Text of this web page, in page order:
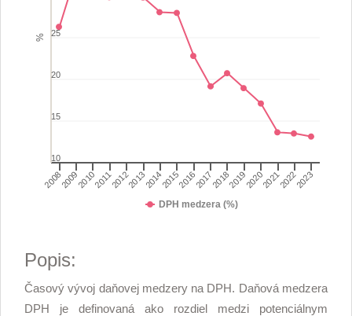
The chart has 1 Y axis displaying %. Range: 10 to 40.
%
DPH medzera (%)
2008200920102011201220132014201520162017201820192020202120222023
10
15
20
25
Popis:
Časový vývoj daňovej medzery na DPH. Daňová medzera
DPH je definovaná ako rozdiel medzi potenciálnym